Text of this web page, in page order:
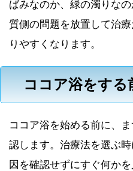
ばみなのか、緑の濁りな
質側の問題を放置して治
りやすくなります。
ココア浴をする
ココア浴を始める前に、
認します。治療法を選ぶ
因を確認せずにすぐ何か